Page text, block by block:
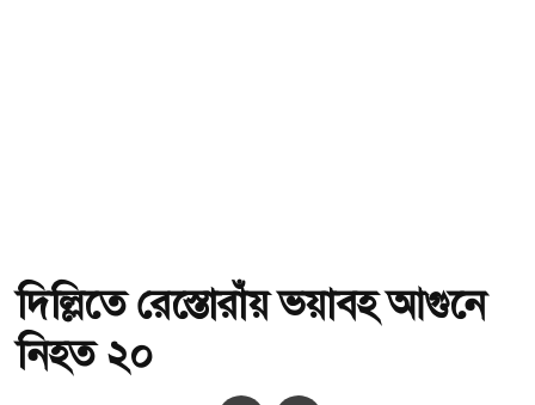
দিল্লিতে রেস্তোরাঁয় ভয়াবহ আগুনে
নিহত ২০